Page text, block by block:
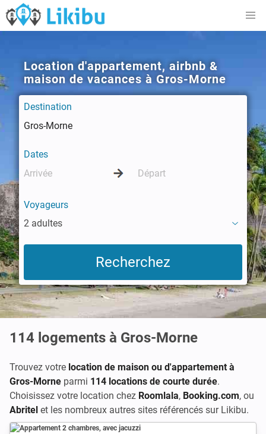
Location d'appartement, airbnb &
maison de vacances à Gros-Morne
Destination
Dates
Voyageurs
2 adultes
114 logements à Gros-Morne
Trouvez votre location de maison ou d'appartement à
Gros-Morne parmi 114 locations de courte durée.
Choisissez votre location chez Roomlala, Booking.com, ou
Abritel et les nombreux autres sites référencés sur Likibu.